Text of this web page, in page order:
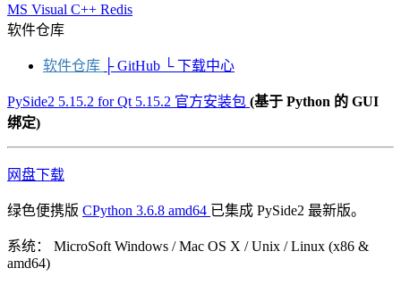
MS Visual C++ Redis
软件仓库
软件仓库 ├ GitHub └ 下载中心
PySide2 5.15.2 for Qt 5.15.2 官方安装包 (基于 Python 的 GUI
绑定)
网盘下载
绿色便携版 CPython 3.6.8 amd64 已集成 PySide2 最新版。
系统： MicroSoft Windows / Mac OS X / Unix / Linux (x86 &
amd64)